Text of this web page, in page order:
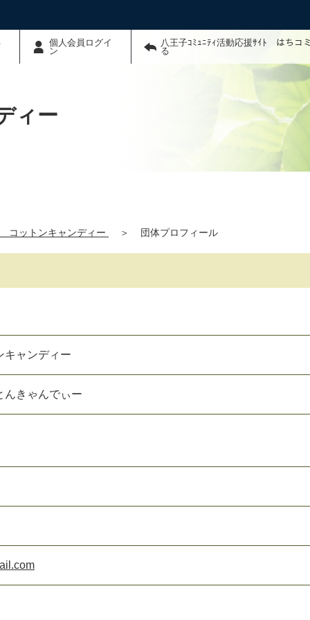
個人会員ログイ
ン
八王子ｺﾐｭﾆﾃｨ活動応援ｻｲﾄ はちコ
る
ィー
コットンキャンディー ＞ 団体プロフィール
ャンディー
んきゃんでぃー